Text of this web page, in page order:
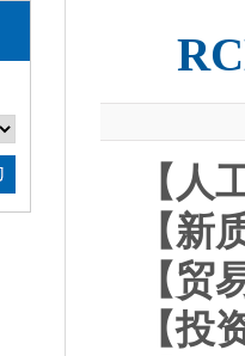
【人
【新
【贸
【